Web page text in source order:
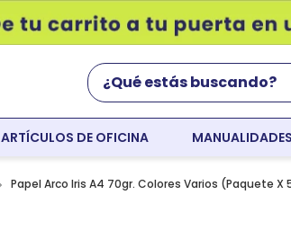
¿Qué estás buscando?
ARTÍCULOS DE OFICINA
Papel Arco Iris A4 70gr. Colores Varios (Paquete X
world english